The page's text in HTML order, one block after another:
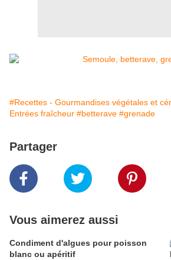
#Recettes - Gourmandises végétales et
Entrées fraîcheur #betterave #grenade
Partager
Vous aimerez aussi
Condiment d'algues pour poisson
blanc ou apéritif